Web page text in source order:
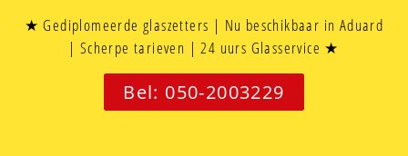
★ Gediplomeerde glaszetters | Nu beschikbaar in Aduard
| Scherpe tarieven | 24 uurs Glasservice ★
Bel: 050-2003229